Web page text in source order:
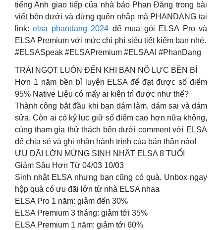
tiếng Anh giao tiếp của nhà báo Phan Đăng trong bài
viết bên dưới và đừng quên nhập mã PHANDANG tại
link:elsa phandang 2024 để mua gói ELSA Pro và
ELSA Premium với mức chi phí siêu tiết kiệm bạn nhé.
#ELSASpeak #ELSAPremium #ELSAAI #PhanDang
TRÁI NGỌT LUÔN ĐẾN KHI BẠN NỖ LỰC BỀN BỈ
Hơn 1 năm bền bỉ luyện ELSA để đạt được số điểm
95% Native Liệu có mấy ai kiên trì được như thế?
Thành công bắt đầu khi bạn dám làm, dám sai và dám
sửa. Còn ai có kỷ lục giữ số điểm cao hơn nữa không,
cùng tham gia thử thách bên dưới comment với ELSA
để chia sẻ và ghi nhận hành trình của bản thân nào!
ƯU ĐÃI LỚN MỪNG SINH NHẬT ELSA 8 TUỔI
Giảm Sâu Hơn Từ 04/03 10/03
Sinh nhật ELSA nhưng bạn cũng có quà. Unbox ngay
hộp quà có ưu đãi lớn từ nhà ELSA nhaa
ELSA Pro 1 năm: giảm đến 30%
ELSA Premium 3 tháng: giảm tới 35%
ELSA Premium 1 năm: giảm tới 60%